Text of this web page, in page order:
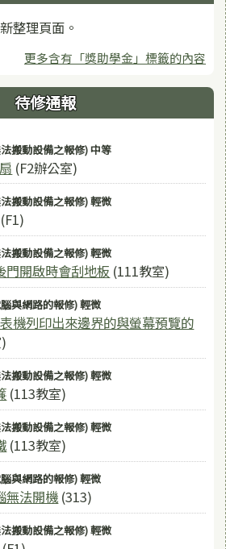
整理頁面。
更多含有「獎助學金」標籤的內容
待修通報
搬動設備之報修) 中等
(F2辦公室)
搬動設備之報修) 輕微
(F1)
搬動設備之報修) 輕微
門開啟時會刮地板 (111教室)
與網路的報修) 輕微
機列印出來邊界的與螢幕預覽的
搬動設備之報修) 輕微
(113教室)
搬動設備之報修) 輕微
(113教室)
與網路的報修) 輕微
無法開機 (313)
搬動設備之報修) 輕微